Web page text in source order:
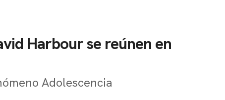
Harbour se reúnen en
Adolescencia